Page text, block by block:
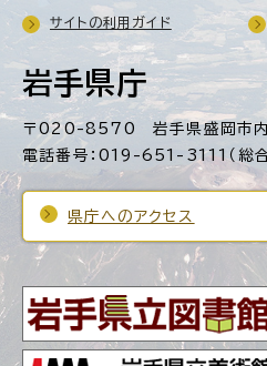
岩手県庁
〒020-8570 岩手県盛岡市内
電話番号：019-651-3111（総合
県庁へのアクセス
サイトの利用ガイド